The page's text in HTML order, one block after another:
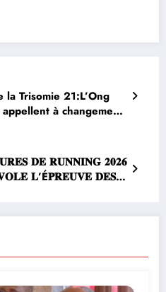
Trisomie 21:L’Ong
à changement
𝐃𝐄 𝐑𝐔𝐍𝐍𝐈𝐍𝐆 𝟐𝟎𝟐𝟔
𝐋’É𝐏𝐑𝐄𝐔𝐕𝐄 𝐃𝐄𝐒 𝟑